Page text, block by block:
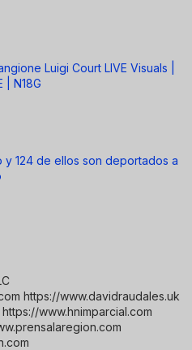
Luigi Court LIVE Visuals |
| N18G
y 124 de ellos son deportados a
https://www.davidraudales.uk
www.hnimparcial.com